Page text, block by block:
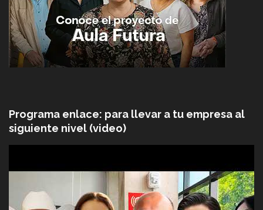
Programa enlace: para llevar a tu empresa al
siguiente nivel (video)